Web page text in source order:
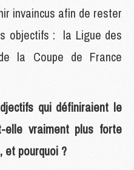
invaincus afin de rester
objectifs : la Ligue des
la Coupe de France
qui définiraient le
elle vraiment plus forte
et pourquoi ?